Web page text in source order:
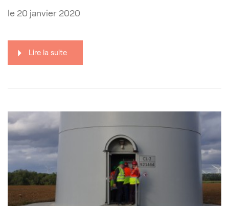
le 20 janvier 2020
Lire la suite